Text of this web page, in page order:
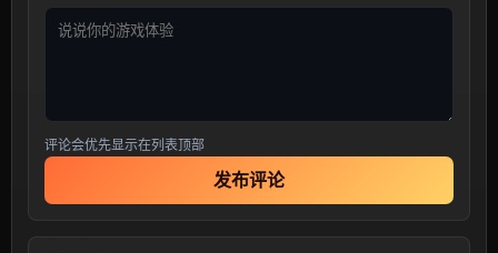
评论会优先显示在列表顶部
发布评论